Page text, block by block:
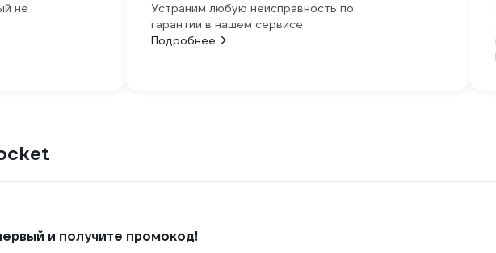
не
Устраним любую неисправность по
гарантии в нашем сервисе
Подробнее
и получите промокод!